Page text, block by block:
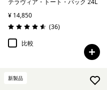
¥ 14,850
評価: 4.6 / 5
(36レビュー
)
比較
新製品